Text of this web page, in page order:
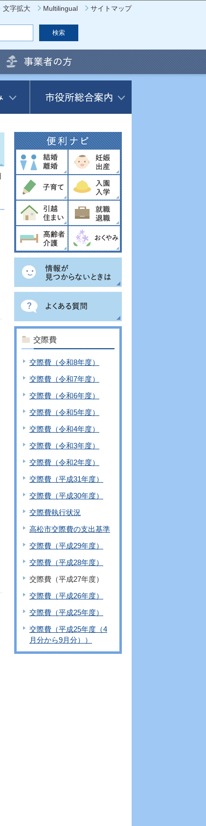
文字拡大 Multilingual サイトマップ
交際費
交際費（令和8年度）
交際費（令和7年度）
交際費（令和6年度）
交際費（令和5年度）
交際費（令和4年度）
交際費（令和3年度）
交際費（令和2年度）
交際費（平成31年度）
交際費（平成30年度）
交際費執行状況
高松市交際費の支出基準
交際費（平成29年度）
交際費（平成28年度）
交際費（平成27年度）
交際費（平成26年度）
交際費（平成25年度）
交際費（平成25年度（4
月分から9月分））